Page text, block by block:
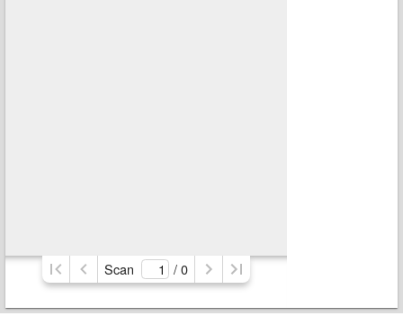
Scan / 0